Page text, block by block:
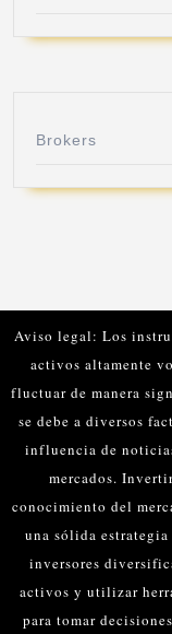
Brokers
Aviso legal: Los
activos altamente
fluctuar de manera
se debe a diversos
influencia de
mercados.
conocimiento del
una sólida
inversores
activos y utilizar
para tomar